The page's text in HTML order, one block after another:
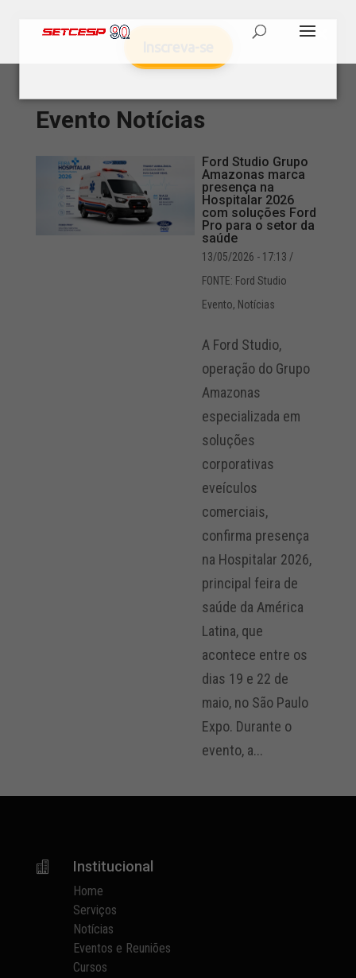
Evento Notícias
Ford Studio Grupo
Amazonas marca
presença na
Hospitalar 2026
com soluções Ford
Pro para o setor da
saúde
13/05/2026 - 17:13 /
FONTE: Ford Studio
Evento, Notícias
A Ford Studio,
operação do Grupo
Amazonas
especializada em
soluções
corporativas
eveículos
comerciais,
confirma presença
na Hospitalar 2026,
principal feira de
saúde da América
Latina, que
acontece entre os
dias 19 e 22 de
maio, no São Paulo
Expo. Durante o
evento, a...
 Institucional
Home
Serviços
Notícias
Eventos e Reuniões
Cursos